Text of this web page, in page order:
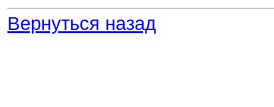
Вернуться назад